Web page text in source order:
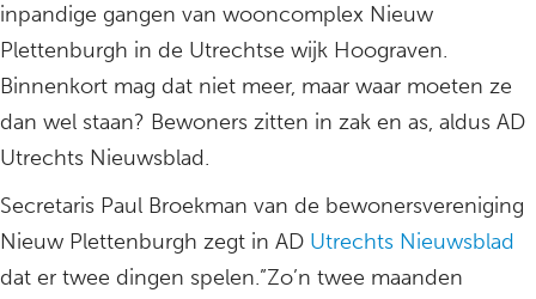
inpandige gangen van wooncomplex Nieuw
Plettenburgh in de Utrechtse wijk Hoograven.
Binnenkort mag dat niet meer, maar waar moeten ze
dan wel staan? Bewoners zitten in zak en as, aldus AD
Utrechts Nieuwsblad.
Secretaris Paul Broekman van de bewonersvereniging
Nieuw Plettenburgh zegt in AD Utrechts Nieuwsblad
dat er twee dingen spelen.”Zo’n twee maanden